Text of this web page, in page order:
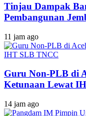
Tinjau Dampak
Pembangunan
11 jam ago
Guru Non-PLB di
Ketunaan Lewat
14 jam ago